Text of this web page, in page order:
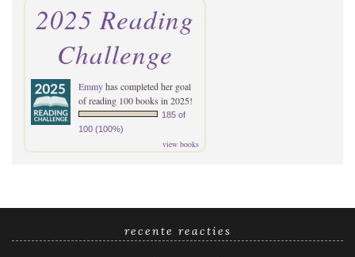
2025 Reading
Challenge
Emmyhas completed her goal
of reading 100 books in 2025!
185 of
100 (100%)
view books
recente reacties